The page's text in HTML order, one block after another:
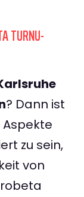
TURNU-
? Dann ist
zu sein,
von